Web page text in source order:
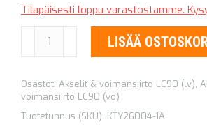
Tilapäisesti loppu varastostamme.
KYTKINPAKETTI
OUTBACK
260
LISÄÄ
Osastot: Akselit & voimansiirto LC90 (lv),
voimansiirto LC90 (vo)
Tuotetunnus (SKU): KTY26004-1A